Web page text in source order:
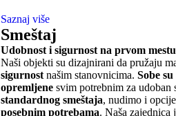
Saznaj više
Smeštaj
Udobnost i sigurnost na prvom
Naši objekti su dizajnirani da pružaju
sigurnost našim stanovnicima.Sobe
opremljene svim potrebnim za udoban
standardnog smeštaja, nudimo i
posebnim potrebama. Naša zajednica